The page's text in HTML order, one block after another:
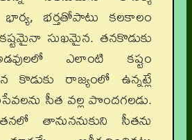
భర్తతోపాటు కలకాలం
సుఖమైన. తనకొడుకు
ఎలాంటి కష్టం
కొడుకు రాజ్యంలో ఉన్నట్లే
సీత వల్ల పొందగలడు.
తానుననుకుని సీతను